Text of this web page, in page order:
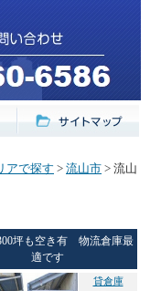
アで探す > 流山市 > 流山
坪も空き有 物流倉庫最
適です
貸倉庫